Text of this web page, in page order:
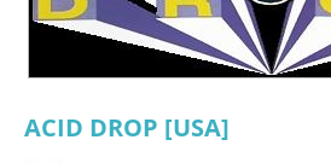
ACID DROP [USA]